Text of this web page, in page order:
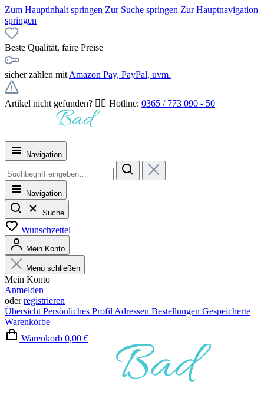
Zum Hauptinhalt springen Zur Suche springen Zur Hauptnavigation
springen
Beste Qualität, faire Preise
sicher zahlen mit Amazon Pay, PayPal, uvm.
Artikel nicht gefunden? 👉🏻 Hotline: 0365 / 773 090 - 50
Navigation
Navigation
Suche
Wunschzettel
Mein Konto
Menü schließen
Mein Konto
Anmelden
oderregistrieren
Übersicht Persönliches Profil Adressen Bestellungen Gespeicherte
Warenkörbe
Warenkorb 0,00 €